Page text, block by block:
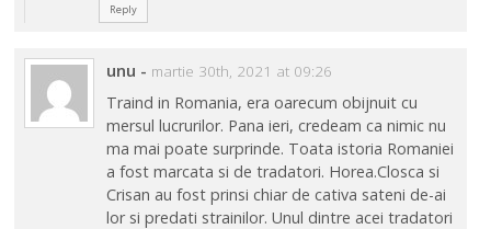
Reply
unu - martie 30th, 2021 at 09:26
Traind in Romania, era oarecum obijnuit cu
mersul lucrurilor. Pana ieri, credeam ca nimic nu
ma mai poate surprinde. Toata istoria Romaniei
a fost marcata si de tradatori. Horea.Closca si
Crisan au fost prinsi chiar de cativa sateni de-ai
lor si predati strainilor. Unul dintre acei tradatori